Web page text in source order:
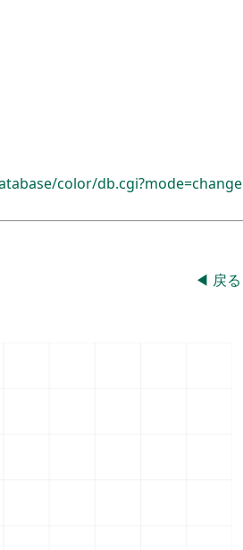
color/db.cgi?mode=change
◀ 戻る